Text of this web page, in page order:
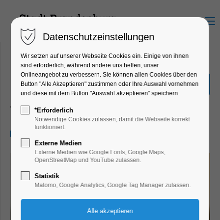
Menu
SonntagsBrunch am
Pfingstsonntag
Theater, Bühne
Datenschutzeinstellungen
Wir setzen auf unserer Webseite Cookies ein. Einige von ihnen
sind erforderlich, während andere uns helfen, unser
Onlineangebot zu verbessern. Sie können allen Cookies über den
Button "Alle Akzeptieren" zustimmen oder Ihre Auswahl vornehmen
und diese mit dem Button "Auswahl akzeptieren" speichern.
*Erforderlich
Notwendige Cookies zulassen, damit die Webseite korrekt
funktioniert.
Externe Medien
Externe Medien wie Google Fonts, Google Maps,
OpenStreetMap und YouTube zulassen.
Statistik
Matomo, Google Analytics, Google Tag Manager zulassen.